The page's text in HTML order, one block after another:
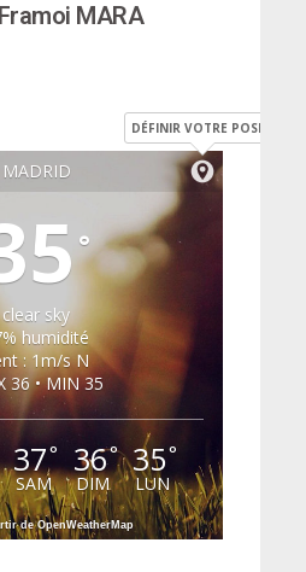
MARA
MADRID
DÉFINIR VOTRE POSITION
°
clear sky
humidité
: 1m/s N
36 • MIN 35
37°
SAM
36°
DIM
35°
LUN
de OpenWeatherMap